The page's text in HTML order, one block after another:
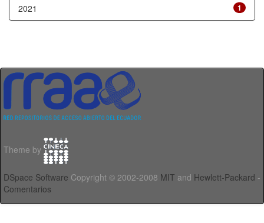
1
2021
Theme by
DSpace Software Copyright © 2002-2008 MIT and Hewlett-Packard -
Comentarios